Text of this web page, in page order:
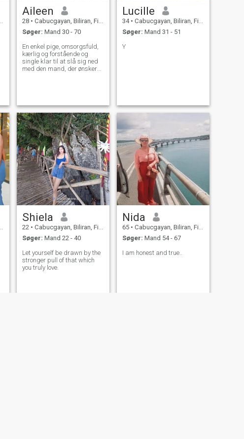
dage elsker jeg at spille
skak online, det er sådan en
god træning for hjernen. Jeg
elsker slik. En lækker kage
Aileen
28 • Cabucgayan, Biliran, Filippinerne
Søger: Mand 30 - 70
En enkel pige, omsorgsfuld,
kærlig og forstående og
single klar til at slå sig ned
med den mand, der ønsker
Lucille
34 • Cabucgayan, Biliran, Filippinerne
Søger: Mand 31 - 51
Y
Shiela
22 • Cabucgayan, Biliran, Filippinerne
Søger: Mand 22 - 40
Let yourself be drawn by the
stronger pull of that which
you truly love.
Nida
65 • Cabucgayan, Biliran, Filippinerne
Søger: Mand 54 - 67
I am honest and true..